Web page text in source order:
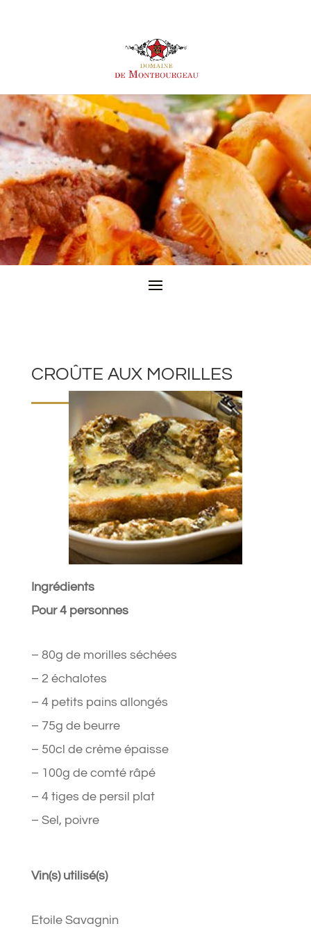
CROÛTE AUX MORILLES
Ingrédients
Pour 4 personnes
– 80g de morilles séchées
– 2 échalotes
– 4 petits pains allongés
– 75g de beurre
– 50cl de crème épaisse
– 100g de comté râpé
– 4 tiges de persil plat
– Sel, poivre
Vin(s) utilisé(s)
Etoile Savagnin